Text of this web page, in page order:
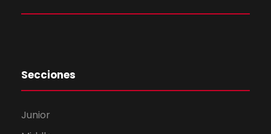
Secciones
Junior